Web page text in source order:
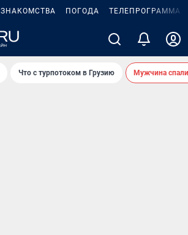
ЗНАКОМСТВА ПОГОДА ТЕЛЕПРОГРАММА
Что с турпотоком в Грузию Мужчина